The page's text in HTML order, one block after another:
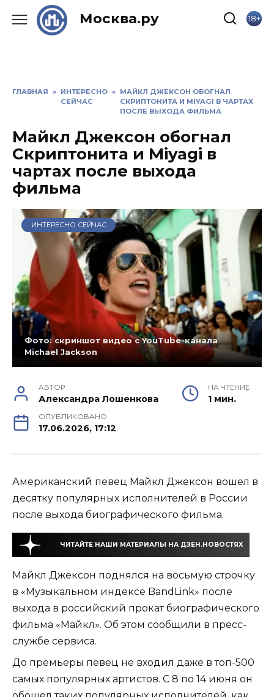
Москва.ру 18+
ГЛАВНАЯ » ИНТЕРЕСНО
СЕЙЧАС
» МАЙКЛ ДЖЕКСОН ОБОГНАЛ
СКРИПТОНИТА И MIYAGI В ЧАРТАХ
ПОСЛЕ ВЫХОДА ФИЛЬМА
Майкл Джексон обогнал
Скриптонита и Miyagi в
чартах после выхода
фильма
ИНТЕРЕСНО СЕЙЧАС
Фото: скриншот видео с YouTube-канала
Michael Jackson
АВТОР
Александра Лошенкова
НА ЧТЕНИЕ
1 мин.
ОПУБЛИКОВАНО
17.06.2026, 17:12
Американский певец Майкл Джексон вошел в
десятку популярных исполнителей в России
после выхода биографического фильма.
ЧИТАЙТЕ НАШИ МАТЕРИАЛЫ НА ДЗЕН.НОВОСТЯХ
Майкл Джексон поднялся на восьмую строчку
в «Музыкальном индексе BandLink» после
выхода в российский прокат биографического
фильма «Майкл». Об этом сообщили в пресс-
службе сервиса.
До премьеры певец не входил даже в топ-500
самых популярных артистов. С 8 по 14 июня он